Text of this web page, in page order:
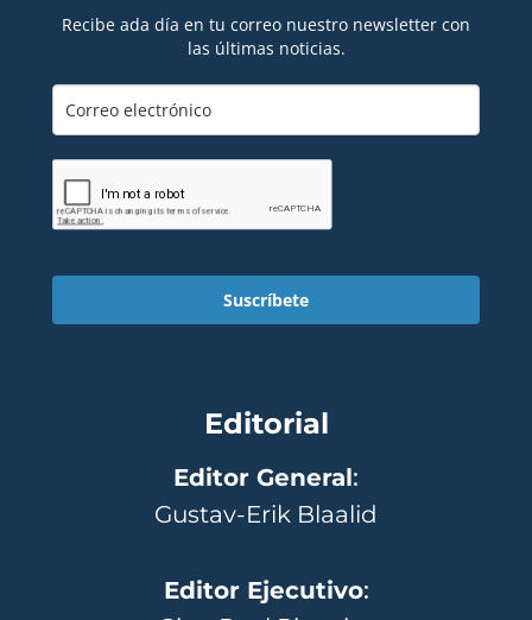
Recibe ada día en tu correo nuestro newsletter con
las últimas noticias.
Suscríbete
Editorial
Editor General:
Gustav-Erik Blaalid
Editor Ejecutivo: